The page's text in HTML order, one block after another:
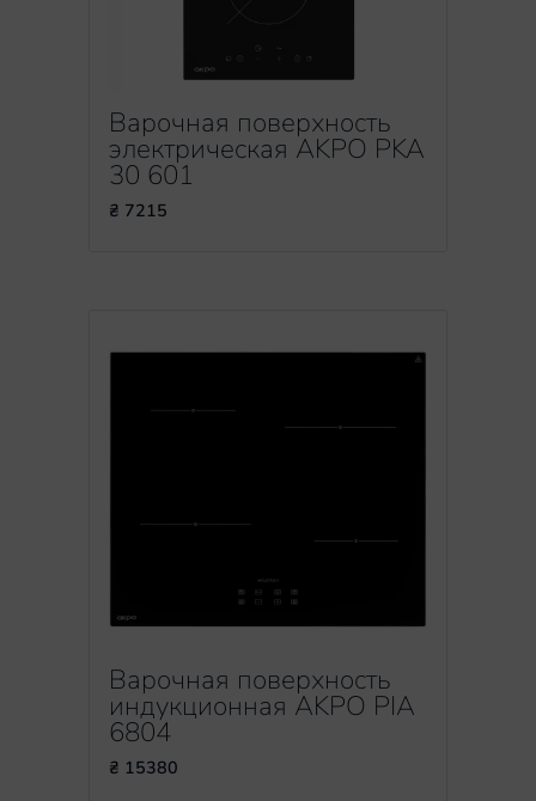
Варочная поверхность
электрическая AKPO PKA
30 601
₴ 7215
Варочная поверхность
индукционная AKPO PIA
6804
₴ 15380